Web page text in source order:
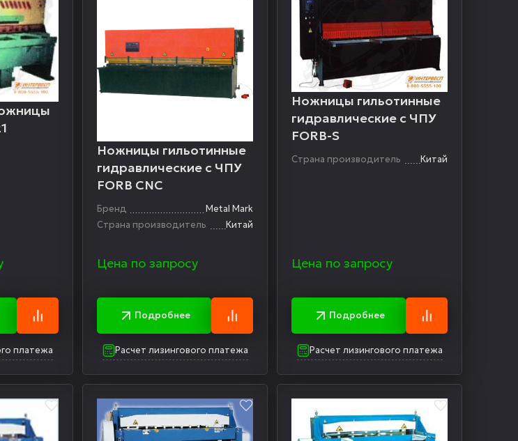
платежа
Ножницы гильотинные
гидравлические с ЧПУ
FORB CNC
Бренд
Metal Mark
Страна производитель
Китай
Цена по запросу
Подробнее
Расчет лизингового платежа
Ножницы гильотинные
гидравлические с ЧПУ
FORB-S
Страна производитель Китай
Цена по запросу
Подробнее
Расчет лизингового платежа